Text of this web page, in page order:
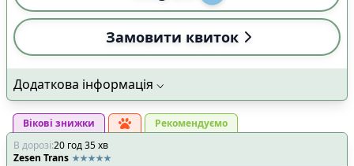
Замовити квиток
Додаткова інформація
Вікові знижки
Рекомендуємо
В дорозі:20 год35хв
Zesen Trans